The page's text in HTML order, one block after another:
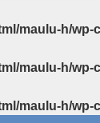
maulu-h/
maulu-h/
maulu-h/